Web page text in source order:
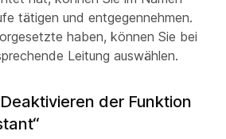
tätigen und entgegennehmen.
haben, können Sie bei
Leitung auswählen.
der Funktion